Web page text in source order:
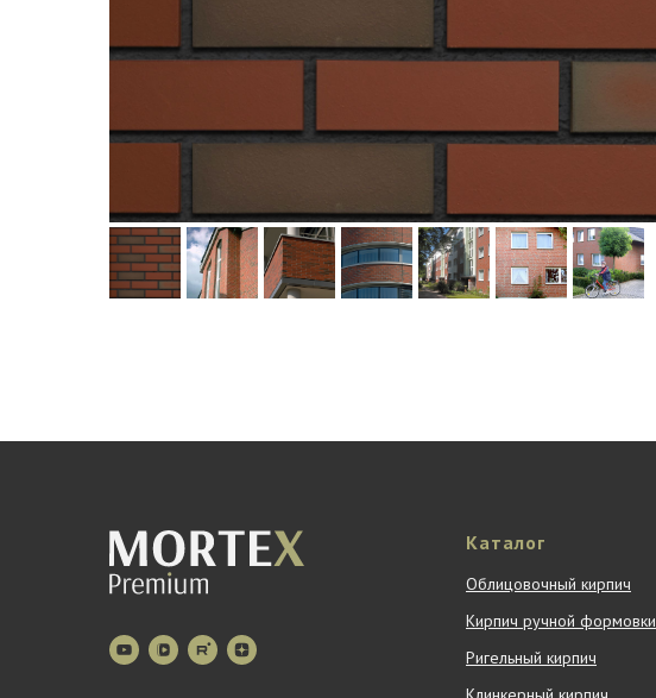
Каталог
Облицовочный кирпич
Кирпич ручной формовки
Ригельный кирпич